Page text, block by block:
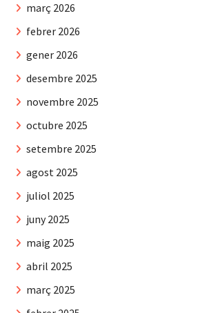
març 2026
febrer 2026
gener 2026
desembre 2025
novembre 2025
octubre 2025
setembre 2025
agost 2025
juliol 2025
juny 2025
maig 2025
abril 2025
març 2025